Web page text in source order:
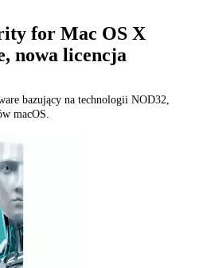
for Mac OS X
nowa licencja
bazujący na technologii NOD32,
macOS.